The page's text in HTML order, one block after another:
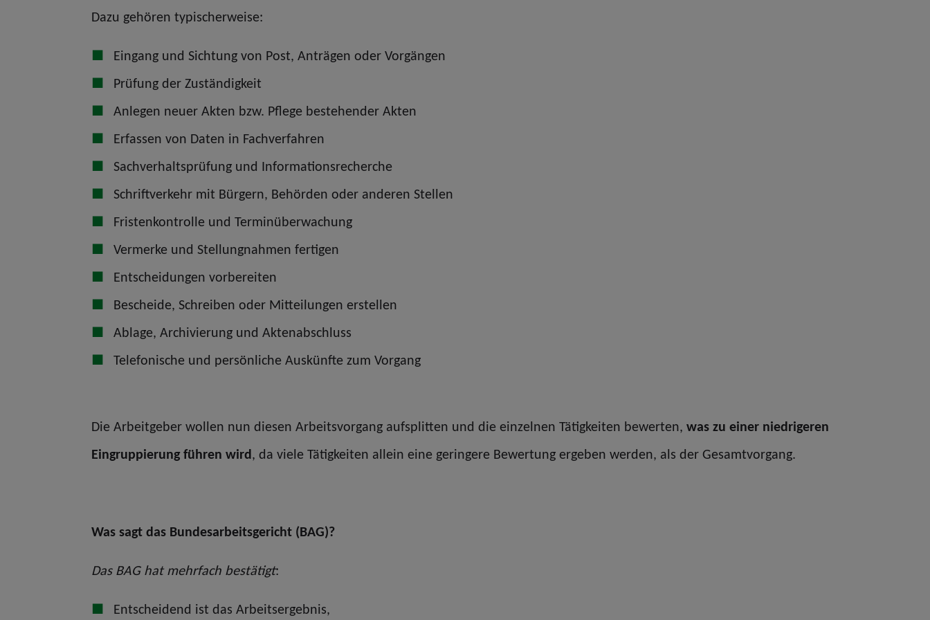
Dazu gehören typischerweise:
Eingang und Sichtung von Post, Anträgen oder Vorgängen
Prüfung der Zuständigkeit
Anlegen neuer Akten bzw. Pflege bestehender Akten
Erfassen von Daten in Fachverfahren
Sachverhaltsprüfung und Informationsrecherche
Schriftverkehr mit Bürgern, Behörden oder anderen Stellen
Fristenkontrolle und Terminüberwachung
Vermerke und Stellungnahmen fertigen
Entscheidungen vorbereiten
Bescheide, Schreiben oder Mitteilungen erstellen
Ablage, Archivierung und Aktenabschluss
Telefonische und persönliche Auskünfte zum Vorgang
Die Arbeitgeber wollen nun diesen Arbeitsvorgang aufsplitten und die einzelnen Tätigkeiten bewerten, was zu einer niedrigeren
Eingruppierung führen wird, da viele Tätigkeiten allein eine geringere Bewertung ergeben werden, als der Gesamtvorgang.
Was sagt das Bundesarbeitsgericht (BAG)?
Das BAG hat mehrfach bestätigt:
Entscheidend ist das Arbeitsergebnis,